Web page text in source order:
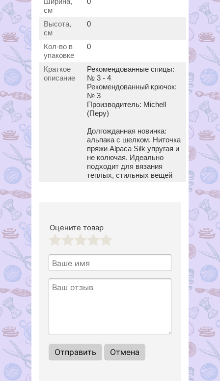
см
Высота,
см
0
Кол-во в
упаковке
0
Краткое
описание
Рекомендованные спицы:
№ 3 - 4
Рекомендованный крючок:
№ 3
Производитель: Michell
(Перу)
Долгожданная новинка:
альпака с шелком. Ниточка
пряжи Alpaca Silk упругая и
не колючая. Идеально
подходит для вязания
теплых, стильных вещей
Оцените товар